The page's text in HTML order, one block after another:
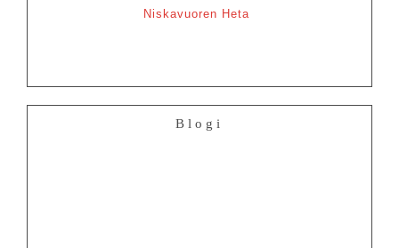
Niskavuoren Heta
Blogi